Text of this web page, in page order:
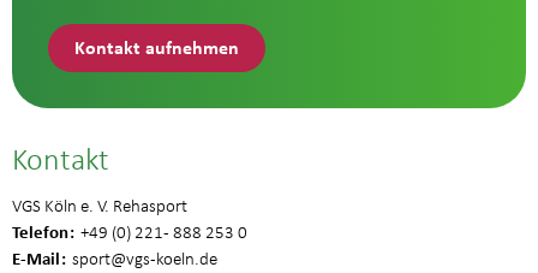
Kontakt aufnehmen
Kontakt
VGS Köln e. V. Rehasport
Telefon +49 (0) 221 - 888 253 0
E-Mail sport@vgs-koeln.de